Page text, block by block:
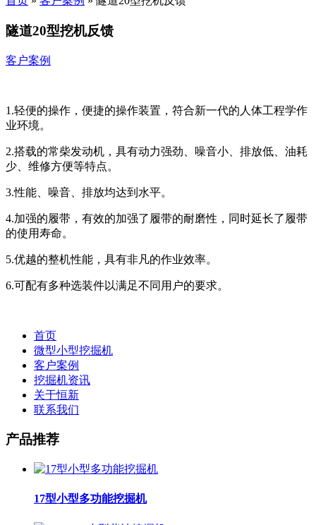
隧道20型挖机反馈
客户案例
1.轻便的操作，便捷的操作装置，符合新一代的人体工程学作
业环境。
2.搭载的常柴发动机，具有动力强劲、噪音小、排放低、油耗
少、维修方便等特点。
3.性能、噪音、排放均达到水平。
4.加强的履带，有效的加强了履带的耐磨性，同时延长了履带
的使用寿命。
5.优越的整机性能，具有非凡的作业效率。
6.可配有多种选装件以满足不同用户的要求。
首页
微型小型挖掘机
客户案例
挖掘机资讯
关于恒新
联系我们
产品推荐
17型小型多功能挖掘机